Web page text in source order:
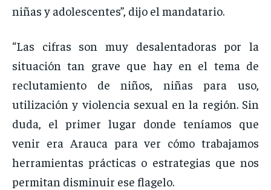
niñas y adolescentes”, dijo el mandatario.
“Las cifras son muy desalentadoras por la
situación tan grave que hay en el tema de
reclutamiento de niños, niñas para uso,
utilización y violencia sexual en la región. Sin
duda, el primer lugar donde teníamos que
venir era Arauca para ver cómo trabajamos
herramientas prácticas o estrategias que nos
permitan disminuir ese flagelo.